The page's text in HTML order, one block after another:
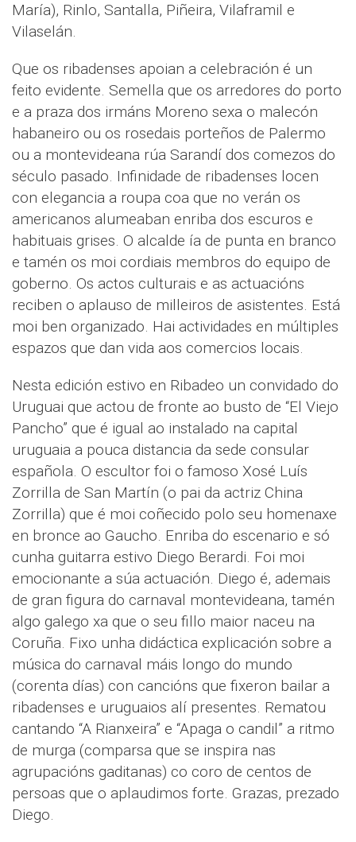
María), Rinlo, Santalla, Piñeira, Vilaframil e
Vilaselán.
Que os ribadenses apoian a celebración é un
feito evidente. Semella que os arredores do porto
e a praza dos irmáns Moreno sexa o malecón
habaneiro ou os rosedais porteños de Palermo
ou a montevideana rúa Sarandí dos comezos do
século pasado. Infinidade de ribadenses locen
con elegancia a roupa coa que no verán os
americanos alumeaban enriba dos escuros e
habituais grises. O alcalde ía de punta en branco
e tamén os moi cordiais membros do equipo de
goberno. Os actos culturais e as actuacións
reciben o aplauso de milleiros de asistentes. Está
moi ben organizado. Hai actividades en múltiples
espazos que dan vida aos comercios locais.
Nesta edición estivo en Ribadeo un convidado do
Uruguai que actou de fronte ao busto de “El Viejo
Pancho” que é igual ao instalado na capital
uruguaia a pouca distancia da sede consular
española. O escultor foi o famoso Xosé Luís
Zorrilla de San Martín (o pai da actriz China
Zorrilla) que é moi coñecido polo seu homenaxe
en bronce ao Gaucho. Enriba do escenario e só
cunha guitarra estivo Diego Berardi. Foi moi
emocionante a súa actuación. Diego é, ademais
de gran figura do carnaval montevideana, tamén
algo galego xa que o seu fillo maior naceu na
Coruña. Fixo unha didáctica explicación sobre a
música do carnaval máis longo do mundo
(corenta días) con cancións que fixeron bailar a
ribadenses e uruguaios alí presentes. Rematou
cantando “A Rianxeira” e “Apaga o candil” a ritmo
de murga (comparsa que se inspira nas
agrupacións gaditanas) co coro de centos de
persoas que o aplaudimos forte. Grazas, prezado
Diego.